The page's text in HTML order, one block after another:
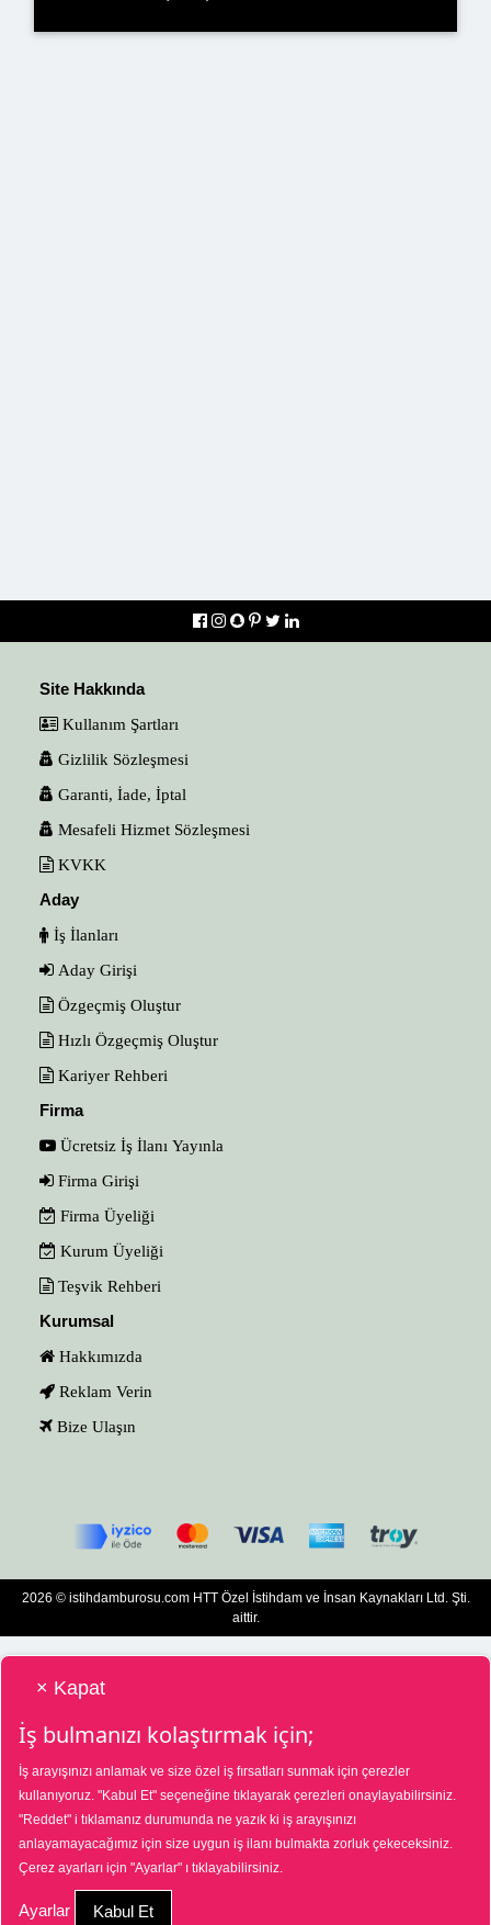
Site Hakkında
Kullanım Şartları
Gizlilik Sözleşmesi
Garanti, İade, İptal
Mesafeli Hizmet Sözleşmesi
KVKK
Aday
İş İlanları
Aday Girişi
Özgeçmiş Oluştur
Hızlı Özgeçmiş Oluştur
Kariyer Rehberi
Firma
Ücretsiz İş İlanı Yayınla
Firma Girişi
Firma Üyeliği
Kurum Üyeliği
Teşvik Rehberi
Kurumsal
Hakkımızda
Reklam Verin
Bize Ulaşın
2026 © istihdamburosu.com HTT Özel İstihdam ve İnsan Kaynakları Ltd. Şti.
aittir.
HTT Bilgisayar Eğitim Destek Özel İstihdam ve İnsan Kaynakları Hizmetleri Tic.
Ltd. Şti. Özel İstihdam Bürosu 01/08/2025 - 31/07/2028 tarihleri arasında
faaliyette bulunmak üzere, Türkiye İş Kurumu tarafından 01/07/2025 tarih ve
18573287 sayılı karar uyarınca 1390 nolu belge ile faaliyet göstermektedir. 4904
sayılı kanun uyarınca iş arayanlardan ücret alınmayacak ve menfaat temin
edilmeyecektir. Şikâyetleriniz için Türkiye İş Kurumu Ankara İl Müdürlüğü
Çankaya/Ankara adresine başvurabilirsiniz.
× Kapat
İş bulmanızı kolaştırmak için;
İş arayışınızı anlamak ve size özel iş fırsatları sunmak için çerezler
kullanıyoruz. "Kabul Et" seçeneğine tıklayarak çerezleri onaylayabilirsiniz.
"Reddet" i tıklamanız durumunda ne yazık ki iş arayışınızı
anlayamayacağımız için size uygun iş ilanı bulmakta zorluk çekeceksiniz.
Çerez ayarları için "Ayarlar" ı tıklayabilirsiniz.
Ayarlar Kabul Et